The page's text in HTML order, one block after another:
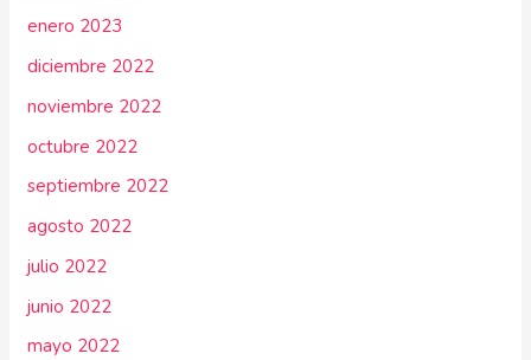
enero 2023
diciembre 2022
noviembre 2022
octubre 2022
septiembre 2022
agosto 2022
julio 2022
junio 2022
mayo 2022